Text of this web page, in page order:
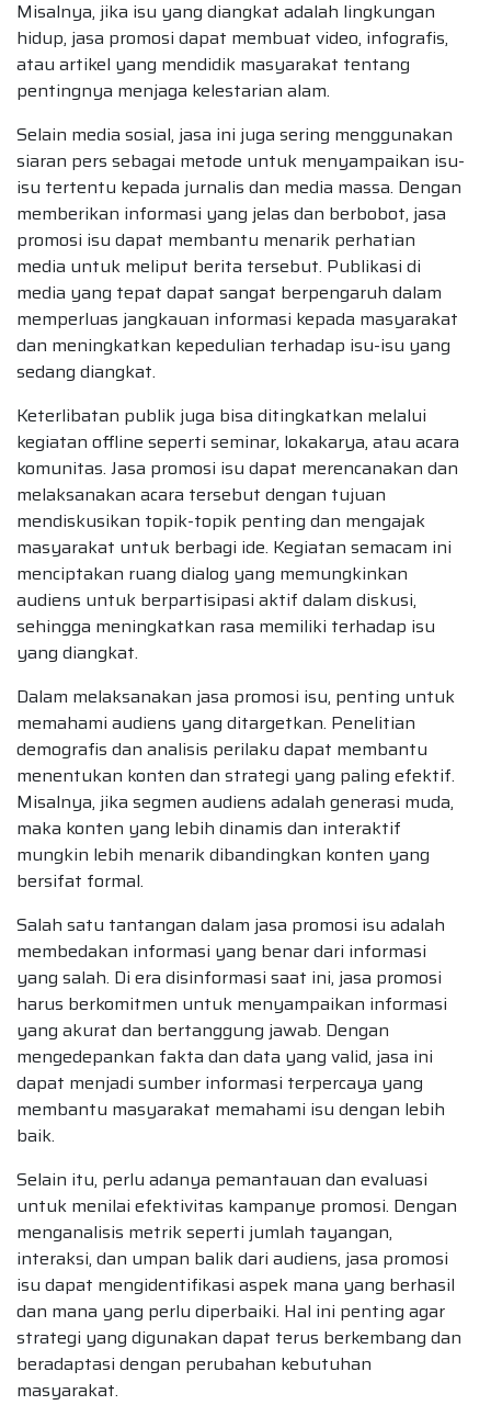
Misalnya, jika isu yang diangkat adalah lingkungan
hidup, jasa promosi dapat membuat video, infografis,
atau artikel yang mendidik masyarakat tentang
pentingnya menjaga kelestarian alam.
Selain media sosial, jasa ini juga sering menggunakan
siaran pers sebagai metode untuk menyampaikan isu-
isu tertentu kepada jurnalis dan media massa. Dengan
memberikan informasi yang jelas dan berbobot, jasa
promosi isu dapat membantu menarik perhatian
media untuk meliput berita tersebut. Publikasi di
media yang tepat dapat sangat berpengaruh dalam
memperluas jangkauan informasi kepada masyarakat
dan meningkatkan kepedulian terhadap isu-isu yang
sedang diangkat.
Keterlibatan publik juga bisa ditingkatkan melalui
kegiatan offline seperti seminar, lokakarya, atau acara
komunitas. Jasa promosi isu dapat merencanakan dan
melaksanakan acara tersebut dengan tujuan
mendiskusikan topik-topik penting dan mengajak
masyarakat untuk berbagi ide. Kegiatan semacam ini
menciptakan ruang dialog yang memungkinkan
audiens untuk berpartisipasi aktif dalam diskusi,
sehingga meningkatkan rasa memiliki terhadap isu
yang diangkat.
Dalam melaksanakan jasa promosi isu, penting untuk
memahami audiens yang ditargetkan. Penelitian
demografis dan analisis perilaku dapat membantu
menentukan konten dan strategi yang paling efektif.
Misalnya, jika segmen audiens adalah generasi muda,
maka konten yang lebih dinamis dan interaktif
mungkin lebih menarik dibandingkan konten yang
bersifat formal.
Salah satu tantangan dalam jasa promosi isu adalah
membedakan informasi yang benar dari informasi
yang salah. Di era disinformasi saat ini, jasa promosi
harus berkomitmen untuk menyampaikan informasi
yang akurat dan bertanggung jawab. Dengan
mengedepankan fakta dan data yang valid, jasa ini
dapat menjadi sumber informasi terpercaya yang
membantu masyarakat memahami isu dengan lebih
baik.
Selain itu, perlu adanya pemantauan dan evaluasi
untuk menilai efektivitas kampanye promosi. Dengan
menganalisis metrik seperti jumlah tayangan,
interaksi, dan umpan balik dari audiens, jasa promosi
isu dapat mengidentifikasi aspek mana yang berhasil
dan mana yang perlu diperbaiki. Hal ini penting agar
strategi yang digunakan dapat terus berkembang dan
beradaptasi dengan perubahan kebutuhan
masyarakat.